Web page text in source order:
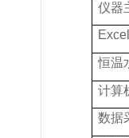
仪器
恒温
计算
数据